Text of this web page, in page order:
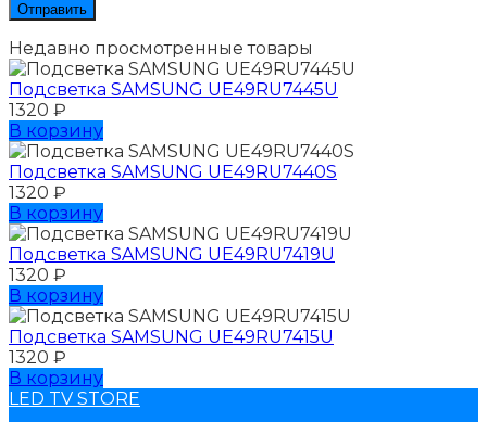
Недавно просмотренные товары
Подсветка SAMSUNG UЕ49RU7445U
1320 ₽
В корзину
Подсветка SAMSUNG UЕ49RU7440S
1320 ₽
В корзину
Подсветка SAMSUNG UЕ49RU7419U
1320 ₽
В корзину
Подсветка SAMSUNG UЕ49RU7415U
1320 ₽
В корзину
LED TV STORE